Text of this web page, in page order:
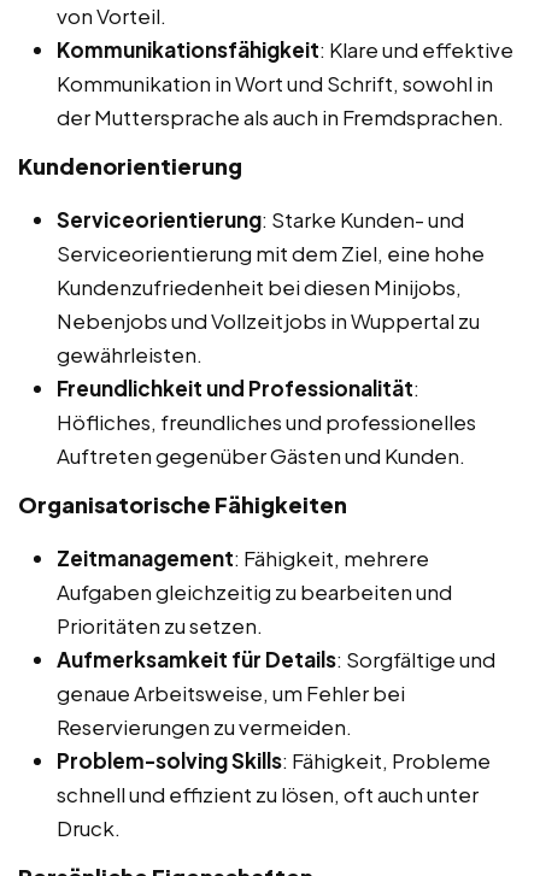
von Vorteil.
Kommunikationsfähigkeit: Klare und effektive
Kommunikation in Wort und Schrift, sowohl in
der Muttersprache als auch in Fremdsprachen.
Kundenorientierung
Serviceorientierung: Starke Kunden- und
Serviceorientierung mit dem Ziel, eine hohe
Kundenzufriedenheit bei diesen Minijobs,
Nebenjobs und Vollzeitjobs in Wuppertal zu
gewährleisten.
Freundlichkeit und Professionalität:
Höfliches, freundliches und professionelles
Auftreten gegenüber Gästen und Kunden.
Organisatorische Fähigkeiten
Zeitmanagement: Fähigkeit, mehrere
Aufgaben gleichzeitig zu bearbeiten und
Prioritäten zu setzen.
Aufmerksamkeit für Details: Sorgfältige und
genaue Arbeitsweise, um Fehler bei
Reservierungen zu vermeiden.
Problem-solving Skills: Fähigkeit, Probleme
schnell und effizient zu lösen, oft auch unter
Druck.